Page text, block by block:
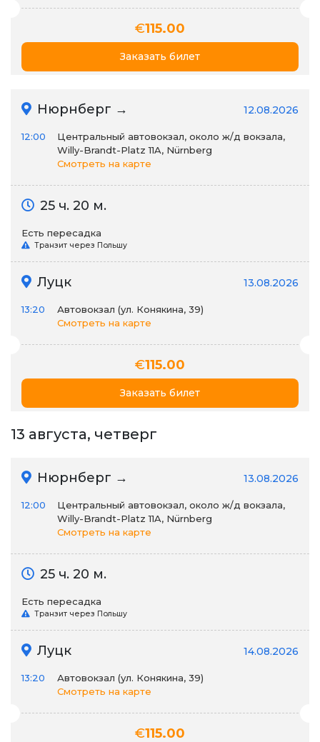
€115.00
Заказать билет
Нюрнберг → 12.08.2026
12:00
Центральный автовокзал, около ж/д вокзала,
Willy-Brandt-Platz 11A, Nürnberg
Смотреть на карте
25 ч. 20 м.
Есть пересадка
Транзит через Польшу
Луцк 13.08.2026
13:20
Автовокзал (ул. Конякина, 39)
Смотреть на карте
€115.00
Заказать билет
13 августа, четверг
Нюрнберг → 13.08.2026
12:00
Центральный автовокзал, около ж/д вокзала,
Willy-Brandt-Platz 11A, Nürnberg
Смотреть на карте
25 ч. 20 м.
Есть пересадка
Транзит через Польшу
Луцк 14.08.2026
13:20
Автовокзал (ул. Конякина, 39)
Смотреть на карте
€115.00